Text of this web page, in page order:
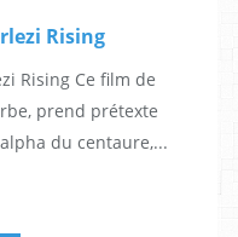
Rising
Rising Ce film de
prend prétexte
du centaure,...